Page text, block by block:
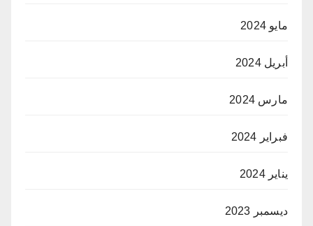
مايو 2024
أبريل 2024
مارس 2024
فبراير 2024
يناير 2024
ديسمبر 2023